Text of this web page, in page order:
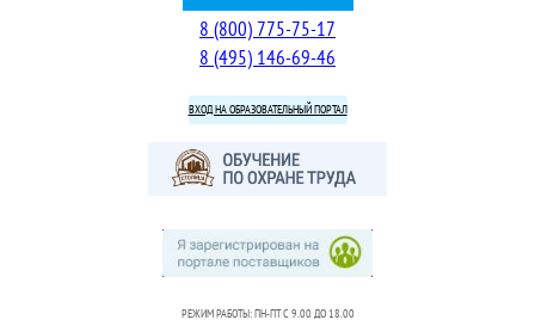
8 (800) 775-75-17
8 (495) 146-69-46
ВХОД НА ОБРАЗОВАТЕЛЬНЫЙ ПОРТАЛ
РЕЖИМ РАБОТЫ: ПН-ПТ C 9.00 ДО 18.00